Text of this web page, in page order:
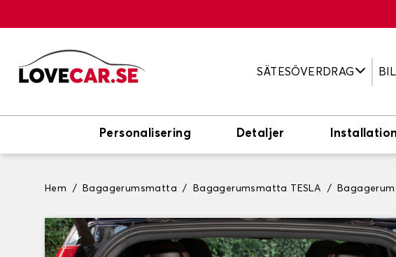
SÄTESÖVERDRAG
Personalisering Detaljer Installation
Hem Bagagerumsmatta Bagagerumsmatta TESLA